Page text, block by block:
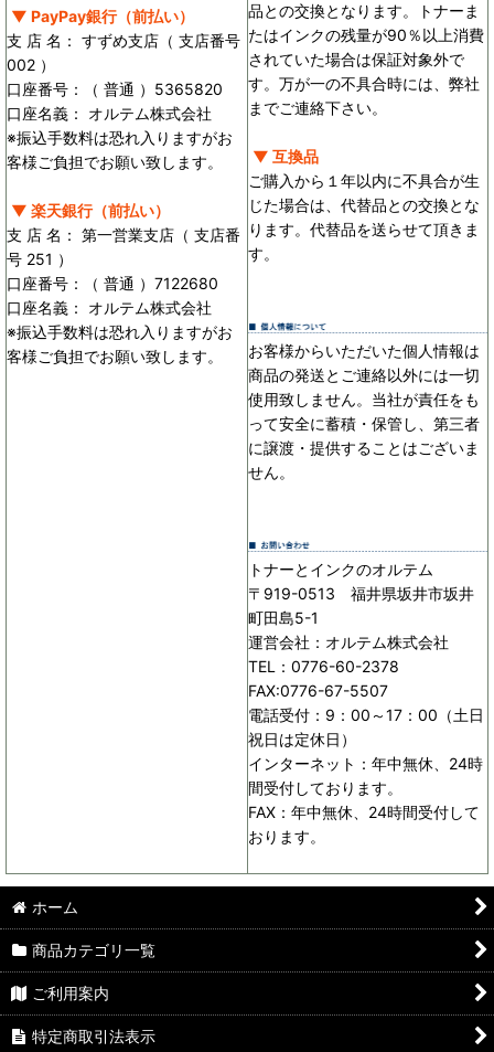
▼ PayPay銀行（前払い）
支 店 名： すずめ支店（ 支店番号
002 ）
口座番号：（ 普通 ）5365820
口座名義： オルテム株式会社
※振込手数料は恐れ入りますがお
客様ご負担でお願い致します。
▼ 楽天銀行（前払い）
支 店 名： 第一営業支店（ 支店番
号 251 ）
口座番号：（ 普通 ）7122680
口座名義： オルテム株式会社
※振込手数料は恐れ入りますがお
客様ご負担でお願い致します。
品との交換となります。トナーま
たはインクの残量が90％以上消費
されていた場合は保証対象外で
す。万が一の不具合時には、弊社
までご連絡下さい。
▼ 互換品
ご購入から１年以内に不具合が生
じた場合は、代替品との交換とな
ります。代替品を送らせて頂きま
す。
お客様からいただいた個人情報は
商品の発送とご連絡以外には一切
使用致しません。当社が責任をも
って安全に蓄積・保管し、第三者
に譲渡・提供することはございま
せん。
トナーとインクのオルテム
〒919-0513 福井県坂井市坂井
町田島5-1
運営会社：オルテム株式会社
TEL：0776-60-2378
FAX:0776-67-5507
電話受付：9：00～17：00（土日
祝日は定休日）
インターネット：年中無休、24時
間受付しております。
FAX：年中無休、24時間受付して
おります。
ホーム
商品カテゴリ一覧
ご利用案内
特定商取引法表示